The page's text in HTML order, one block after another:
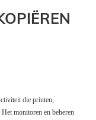
die printen,
monitoren en beheren